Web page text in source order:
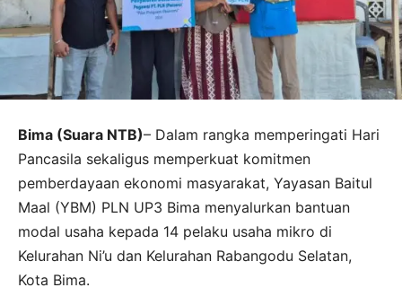
Bima (Suara NTB)– Dalam rangka memperingati Hari
Pancasila sekaligus memperkuat komitmen
pemberdayaan ekonomi masyarakat, Yayasan Baitul
Maal (YBM) PLN UP3 Bima menyalurkan bantuan
modal usaha kepada 14 pelaku usaha mikro di
Kelurahan Ni’u dan Kelurahan Rabangodu Selatan,
Kota Bima.